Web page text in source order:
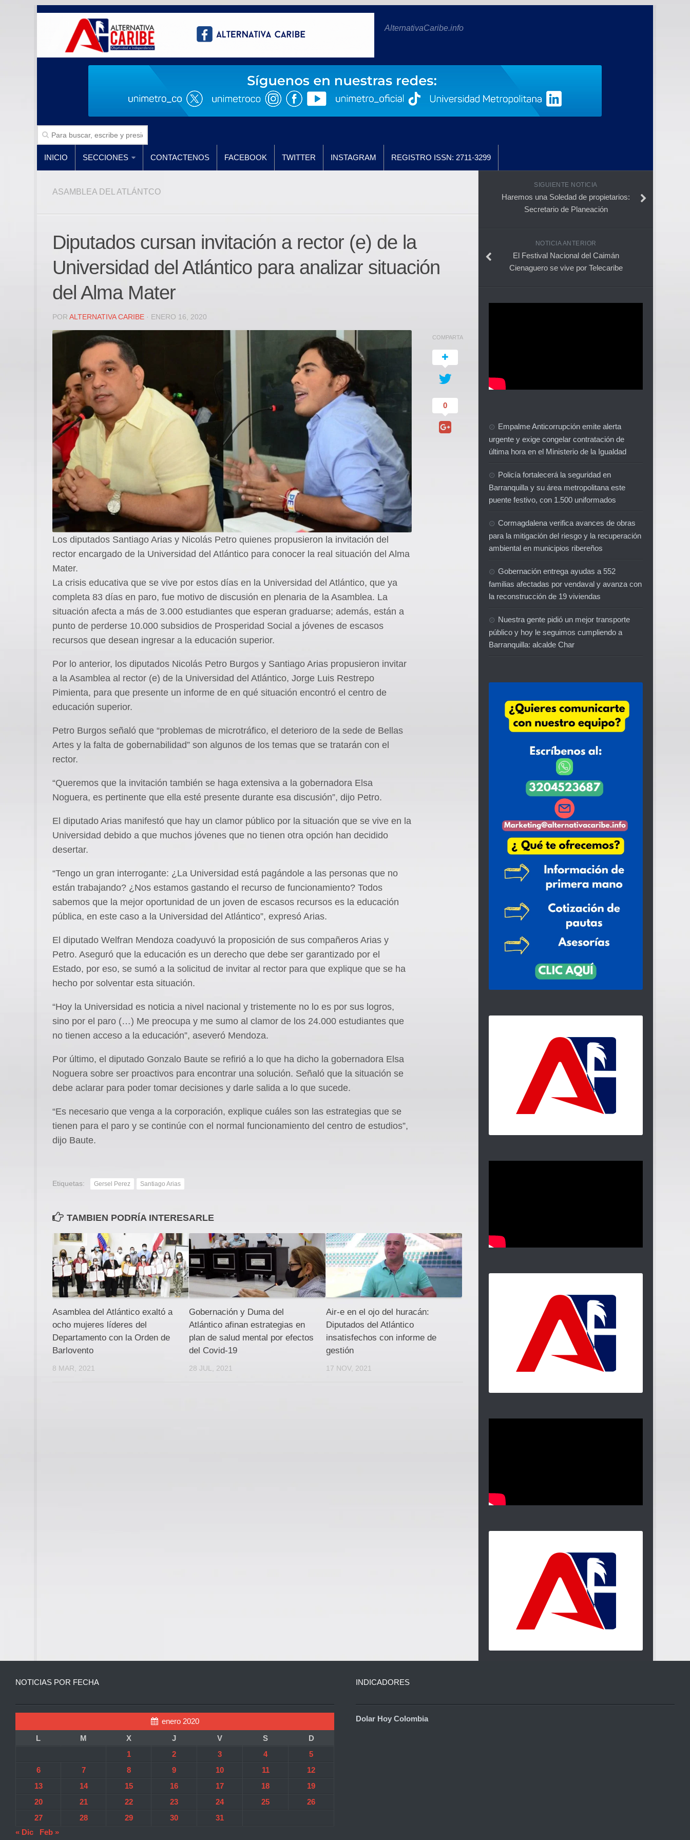
AlternativaCaribe.info
INICIO SECCIONES CONTACTENOS FACEBOOK TWITTER INSTAGRAM REGISTRO ISSN: 2711-3299
ASAMBLEA DEL ATLÁNTCO
Diputados cursan invitación a rector (e) de la
Universidad del Atlántico para analizar situación
del Alma Mater
POR ALTERNATIVA CARIBE · ENERO 16, 2020
Los diputados Santiago Arias y Nicolás Petro quienes propusieron la invitación del
rector encargado de la Universidad del Atlántico para conocer la real situación del Alma
Mater.
La crisis educativa que se vive por estos días en la Universidad del Atlántico, que ya
completa 83 días en paro, fue motivo de discusión en plenaria de la Asamblea. La
situación afecta a más de 3.000 estudiantes que esperan graduarse; además, están a
punto de perderse 10.000 subsidios de Prosperidad Social a jóvenes de escasos
recursos que desean ingresar a la educación superior.
Por lo anterior, los diputados Nicolás Petro Burgos y Santiago Arias propusieron invitar
a la Asamblea al rector (e) de la Universidad del Atlántico, Jorge Luis Restrepo
Pimienta, para que presente un informe de en qué situación encontró el centro de
educación superior.
Petro Burgos señaló que “problemas de microtráfico, el deterioro de la sede de Bellas
Artes y la falta de gobernabilidad” son algunos de los temas que se tratarán con el
rector.
“Queremos que la invitación también se haga extensiva a la gobernadora Elsa
Noguera, es pertinente que ella esté presente durante esa discusión”, dijo Petro.
El diputado Arias manifestó que hay un clamor público por la situación que se vive en la
Universidad debido a que muchos jóvenes que no tienen otra opción han decidido
desertar.
“Tengo un gran interrogante: ¿La Universidad está pagándole a las personas que no
están trabajando? ¿Nos estamos gastando el recurso de funcionamiento? Todos
sabemos que la mejor oportunidad de un joven de escasos recursos es la educación
pública, en este caso a la Universidad del Atlántico”, expresó Arias.
El diputado Welfran Mendoza coadyuvó la proposición de sus compañeros Arias y
Petro. Aseguró que la educación es un derecho que debe ser garantizado por el
Estado, por eso, se sumó a la solicitud de invitar al rector para que explique que se ha
hecho por solventar esta situación.
“Hoy la Universidad es noticia a nivel nacional y tristemente no lo es por sus logros,
sino por el paro (…) Me preocupa y me sumo al clamor de los 24.000 estudiantes que
no tienen acceso a la educación”, aseveró Mendoza.
Por último, el diputado Gonzalo Baute se refirió a lo que ha dicho la gobernadora Elsa
Noguera sobre ser proactivos para encontrar una solución. Señaló que la situación se
debe aclarar para poder tomar decisiones y darle salida a lo que sucede.
“Es necesario que venga a la corporación, explique cuáles son las estrategias que se
tienen para el paro y se continúe con el normal funcionamiento del centro de estudios”,
dijo Baute.
COMPARTA
0
Etiquetas: Gersel Perez Santiago Arias
TAMBIEN PODRÍA INTERESARLE
Asamblea del Atlántico exaltó a
ocho mujeres líderes del
Departamento con la Orden de
Barlovento
8 MAR, 2021
Gobernación y Duma del
Atlántico afinan estrategias en
plan de salud mental por efectos
del Covid-19
28 JUL, 2021
Air-e en el ojo del huracán:
Diputados del Atlántico
insatisfechos con informe de
gestión
17 NOV, 2021
SIGUIENTE NOTICIA
Haremos una Soledad de propietarios:
Secretario de Planeación
NOTICIA ANTERIOR
El Festival Nacional del Caimán
Cienaguero se vive por Telecaribe
Empalme Anticorrupción emite alerta
urgente y exige congelar contratación de
última hora en el Ministerio de la Igualdad
Policía fortalecerá la seguridad en
Barranquilla y su área metropolitana este
puente festivo, con 1.500 uniformados
Cormagdalena verifica avances de obras
para la mitigación del riesgo y la recuperación
ambiental en municipios ribereños
Gobernación entrega ayudas a 552
familias afectadas por vendaval y avanza con
la reconstrucción de 19 viviendas
Nuestra gente pidió un mejor transporte
público y hoy le seguimos cumpliendo a
Barranquilla: alcalde Char
NOTICIAS POR FECHA
enero 2020
L
M X J V S
D
1
2 3 4
5
6
7 8 9 10 11
12
13
14 15 16 17 18
19
20
21 22 23 24 25
26
27
28 29 30
31
« Dic
Feb »
INDICADORES
Dolar Hoy Colombia